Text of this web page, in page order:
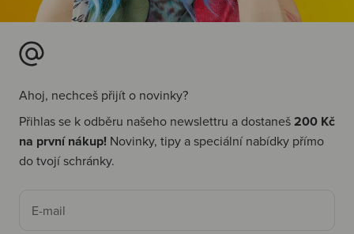
Ahoj, nechceš přijít o novinky?
Přihlas se k odběru našeho newslettru a dostaneš200 Kč
na první nákup! Novinky, tipy a speciální nabídky přímo
do tvojí schránky.
E-mail